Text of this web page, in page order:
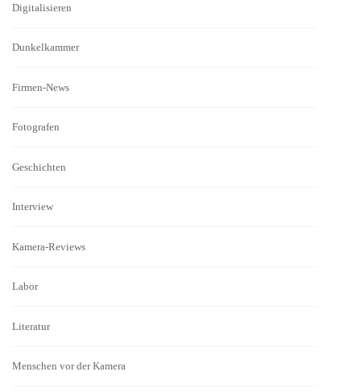
Digitalisieren
Dunkelkammer
Firmen-News
Fotografen
Geschichten
Interview
Kamera-Reviews
Labor
Literatur
Menschen vor der Kamera